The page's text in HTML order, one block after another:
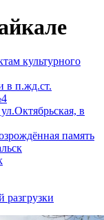
культурного
в п.жд.ст.
в
память
разгрузки